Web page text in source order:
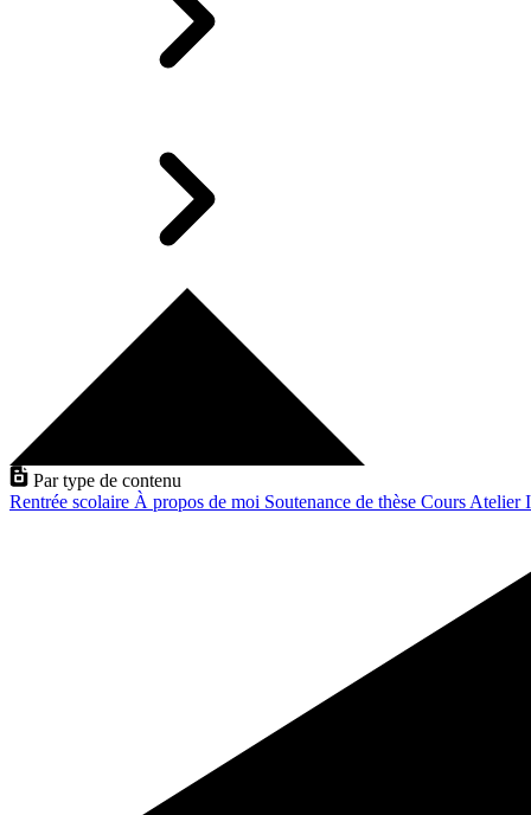
Par type de contenu
Rentrée scolaire À propos de moi Soutenance de thèse Cours Atelier